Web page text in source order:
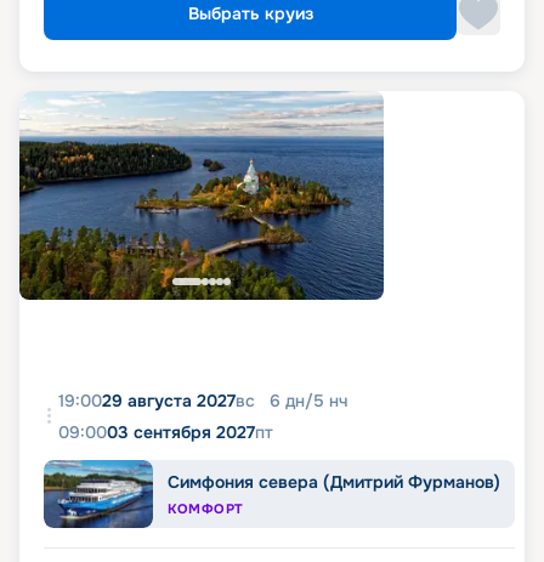
Выбрать круиз
19:0029 августа 2027вс 6 дн/5 нч
09:0003 сентября 2027пт
Симфония севера (Дмитрий Фурманов)
КОМФОРТ